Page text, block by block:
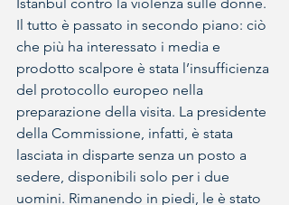
Il tutto è passato in secondo piano: ciò
che più ha interessato i media e
prodotto scalpore è stata l’insufficienza
del protocollo europeo nella
preparazione della visita. La presidente
della Commissione, infatti, è stata
lasciata in disparte senza un posto a
sedere, disponibili solo per i due
uomini. Rimanendo in piedi, le è stato